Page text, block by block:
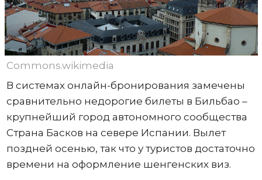
Commons.wikimedia
В системах онлайн-бронирования замечены
сравнительно недорогие билеты в Бильбао –
крупнейший город автономного сообщества
Страна Басков на севере Испании. Вылет
поздней осенью, так что у туристов достаточно
времени на оформление шенгенских виз.